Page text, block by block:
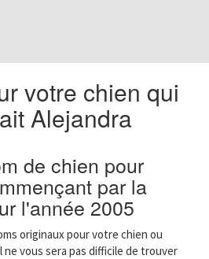
votre chien qui
Alejandra
de chien pour
par la
l'année 2005
originaux pour votre chien ou
ne vous sera pas difficile de trouver